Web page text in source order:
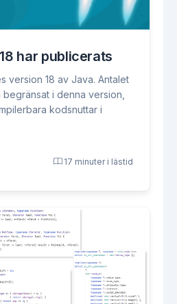
har publicerats
version 18 av Java. Antalet
i denna version,
kodsnuttar i
17 minuter i lästid